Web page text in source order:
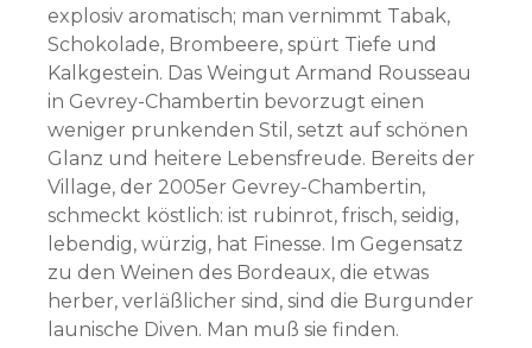
explosiv aromatisch; man vernimmt Tabak,
Schokolade, Brombeere, spürt Tiefe und
Kalkgestein. Das Weingut Armand Rousseau
in Gevrey-Chambertin bevorzugt einen
weniger prunkenden Stil, setzt auf schönen
Glanz und heitere Lebensfreude. Bereits der
Village, der 2005er Gevrey-Chambertin,
schmeckt köstlich: ist rubinrot, frisch, seidig,
lebendig, würzig, hat Finesse. Im Gegensatz
zu den Weinen des Bordeaux, die etwas
herber, verläßlicher sind, sind die Burgunder
launische Diven. Man muß sie finden.